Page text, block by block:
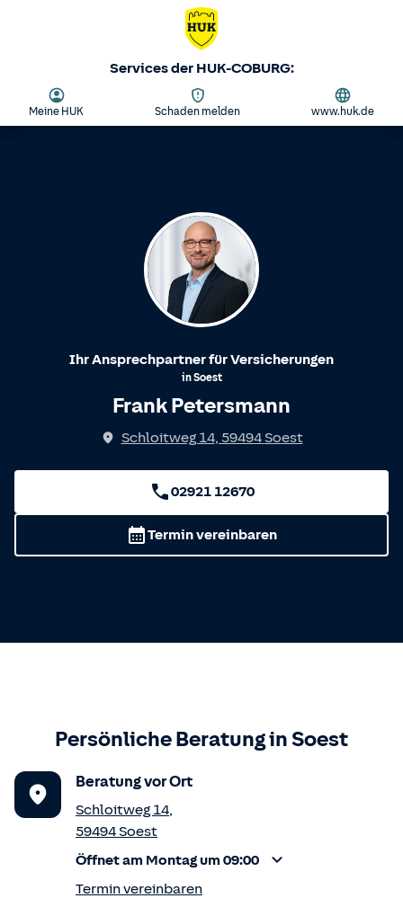
Services der HUK-COBURG:
Meine HUK Schaden melden www.huk.de
Ihr Ansprechpartner für Versicherungen
inSoest
Frank Petersmann
Schloitweg 14, 59494 Soest
02921 12670
Termin vereinbaren
Persönliche Beratung inSoest
Beratung vor Ort
Schloitweg 14,
59494Soest
Öffnet am Montag um 09:00
Termin vereinbaren